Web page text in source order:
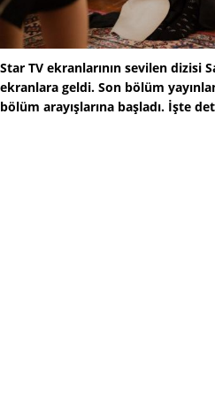
Star TV ekranlarının sevilen dizisi
ekranlara geldi. Son bölüm
bölüm arayışlarına başladı. İşte